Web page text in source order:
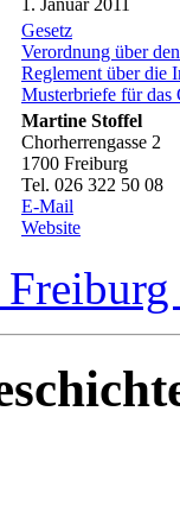
Gesetz
Verordnung über
Reglement über die
Musterbriefe für das
Martine Stoffel
Chorherrengasse 2
1700 Freiburg
Tel. 026 322 50 08
E-Mail
Website